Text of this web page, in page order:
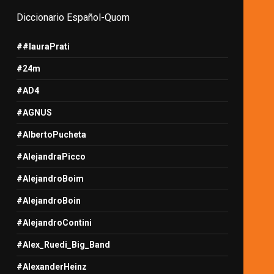
Diccionario Español-Quom
##lauraPrati
#24m
#AD4
#AGNUS
#AlbertoPucheta
#AlejandraPicco
#AlejandroBoim
#AlejandroBoin
#AlejandroContini
#Alex_Ruedi_Big_Band
#AlexanderHeinz